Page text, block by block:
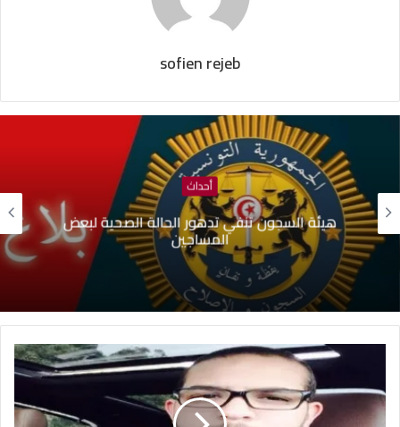
sofien rejeb
أحداث
هيئة السجون تنفي تدهور الحالة الصحية لبعض
المساجين